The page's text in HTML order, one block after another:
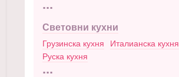
...
Световни кухни
Грузинска кухня
Италианска кухня
Руска кухня
...